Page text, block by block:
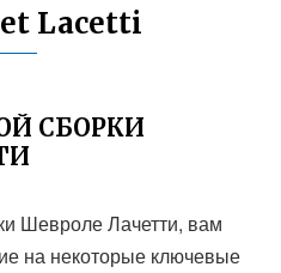
Lacetti
СБОРКИ
Шевроле Лачетти, вам
на некоторые ключевые